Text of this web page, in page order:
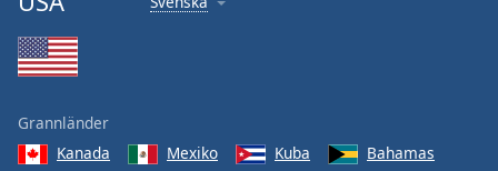
Grannländer
Kanada
Mexiko Kuba
Bahamas